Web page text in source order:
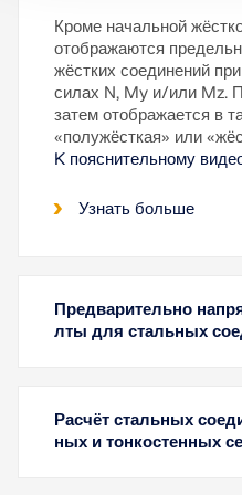
Кроме начальной
отображаются
жёстких соединений
силах N, My и/или Mz.
затем отображается в
«полужёсткая» или
K пояснительному
Узнать больше
Предварительно
лты для стальных
Расчёт стальных
ных и тонкостенных